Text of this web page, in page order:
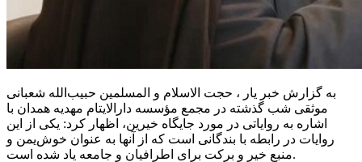
به گزارش خبر یار ، حجت الاسلام و المسلمین حبیب‌الله شعبانی
موثقی شب گذشته در مجمع مؤسسه دارالایتام مهدیه همدان با
اشاره به روایاتی در مورد جایگاه خیرین، اظهار کرد: یکی از این
روایات در رابطه با بندگانی است که از آنها به عنوان خوش‌یمن و
منبع خیر و برکت برای اطرافیان و جامعه یاد شده است.